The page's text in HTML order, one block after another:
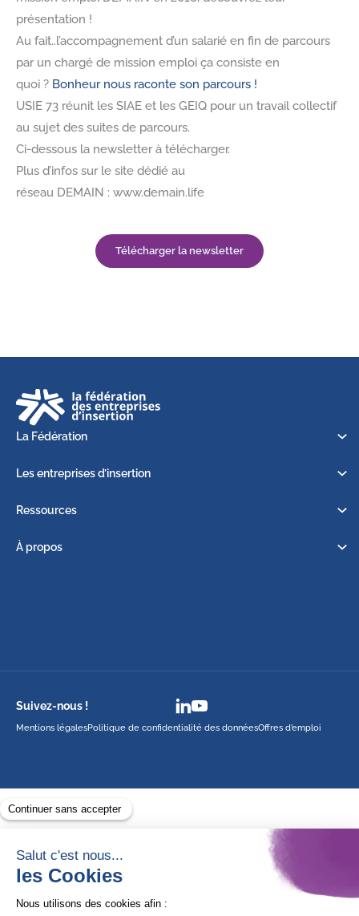
présentation !
Au fait..l’accompagnement d’un salarié en fin de parcours
par un chargé de mission emploi ça consiste en
quoi ? Bonheur nous raconte son parcours !
USIE 73 réunit les SIAE et les GEIQ pour un travail collectif
au sujet des suites de parcours.
Ci-dessous la newsletter à télécharger.
Plus d’infos sur le site dédié au
réseau DEMAIN : www.demain.life
Télécharger la newsletter
La Fédération
Les entreprises d’insertion
Ressources
À propos
Suivez-nous !
Mentions légalesPolitique de confidentialité des donnéesOffres d’emploi